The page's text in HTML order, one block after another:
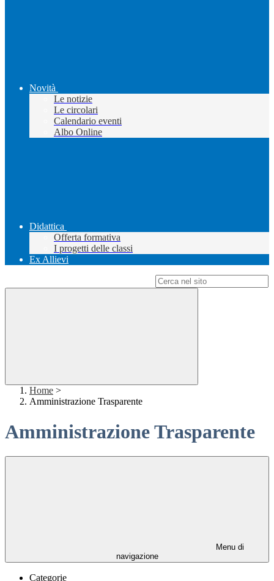
Novità
Le notizie
Le circolari
Calendario eventi
Albo Online
Didattica
Offerta formativa
I progetti delle classi
Ex Allievi
Home >
Amministrazione Trasparente
Amministrazione Trasparente
Menu di
navigazione
Categorie